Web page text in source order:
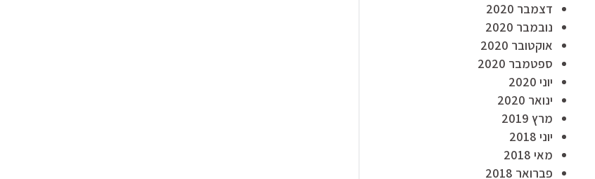
דצמבר 2020
נובמבר 2020
אוקטובר 2020
ספטמבר 2020
יוני 2020
ינואר 2020
מרץ 2019
יוני 2018
מאי 2018
פברואר 2018